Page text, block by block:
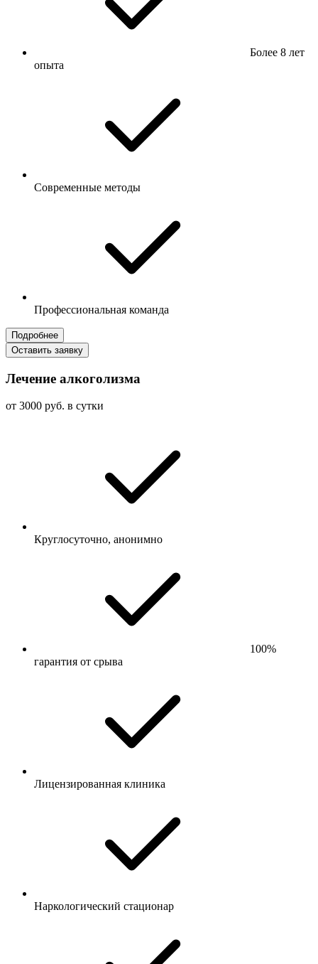
Более 8 лет
опыта
Современные методы
Профессиональная команда
Подробнее
Оставить заявку
Лечение алкоголизма
от 3000 руб. в сутки
Круглосуточно, анонимно
100%
гарантия от срыва
Лицензированная клиника
Наркологический стационар